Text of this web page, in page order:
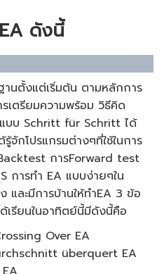
ดังนี้
านตั้งแต่เริ่มต้น ตามหลักการ
เตรียมความพร้อม วิธีคิด
บบ Schritt für Schritt ได้
จักโปรแกรมต่างๆที่ใช้ในการ
การForward test
การทำ EA แบบง่ายๆใน
ละมีการบ้านให้ทำEA 3 ข้อ
เรียนในอาทิตย์นี้มีดังนี้คือ
Over EA
überquert EA